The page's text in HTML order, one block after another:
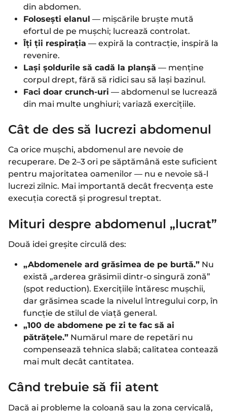
din abdomen.
Folosești elanul — mișcările bruște mută
efortul de pe mușchi; lucrează controlat.
Îți ții respirația — expiră la contracție, inspiră la
revenire.
Lași șoldurile să cadă la planșă — menține
corpul drept, fără să ridici sau să lași bazinul.
Faci doar crunch-uri — abdomenul se lucrează
din mai multe unghiuri; variază exercițiile.
Cât de des să lucrezi abdomenul
Ca orice mușchi, abdomenul are nevoie de
recuperare. De 2–3 ori pe săptămână este suficient
pentru majoritatea oamenilor — nu e nevoie să-l
lucrezi zilnic. Mai importantă decât frecvența este
execuția corectă și progresul treptat.
Mituri despre abdomenul „lucrat”
Două idei greșite circulă des:
„Abdomenele ard grăsimea de pe burtă.” Nu
există „arderea grăsimii dintr-o singură zonă”
(spot reduction). Exercițiile întăresc mușchii,
dar grăsimea scade la nivelul întregului corp, în
funcție de stilul de viață general.
„100 de abdomene pe zi te fac să ai
pătrățele.” Numărul mare de repetări nu
compensează tehnica slabă; calitatea contează
mai mult decât cantitatea.
Când trebuie să fii atent
Dacă ai probleme la coloană sau la zona cervicală,